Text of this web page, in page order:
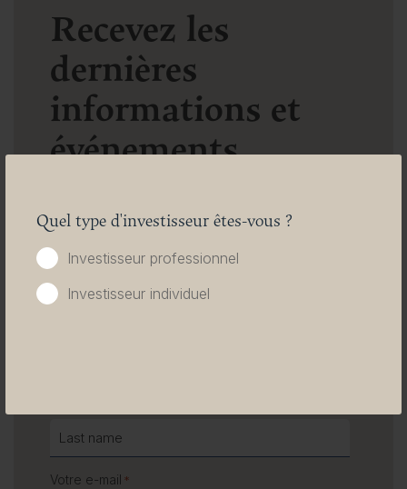
Quel type d'investisseur êtes-vous ?
Investisseur professionnel
Investisseur individuel
Recevez les
dernières
informations et
événements
votre boîte de
réception
Votre e-mail *